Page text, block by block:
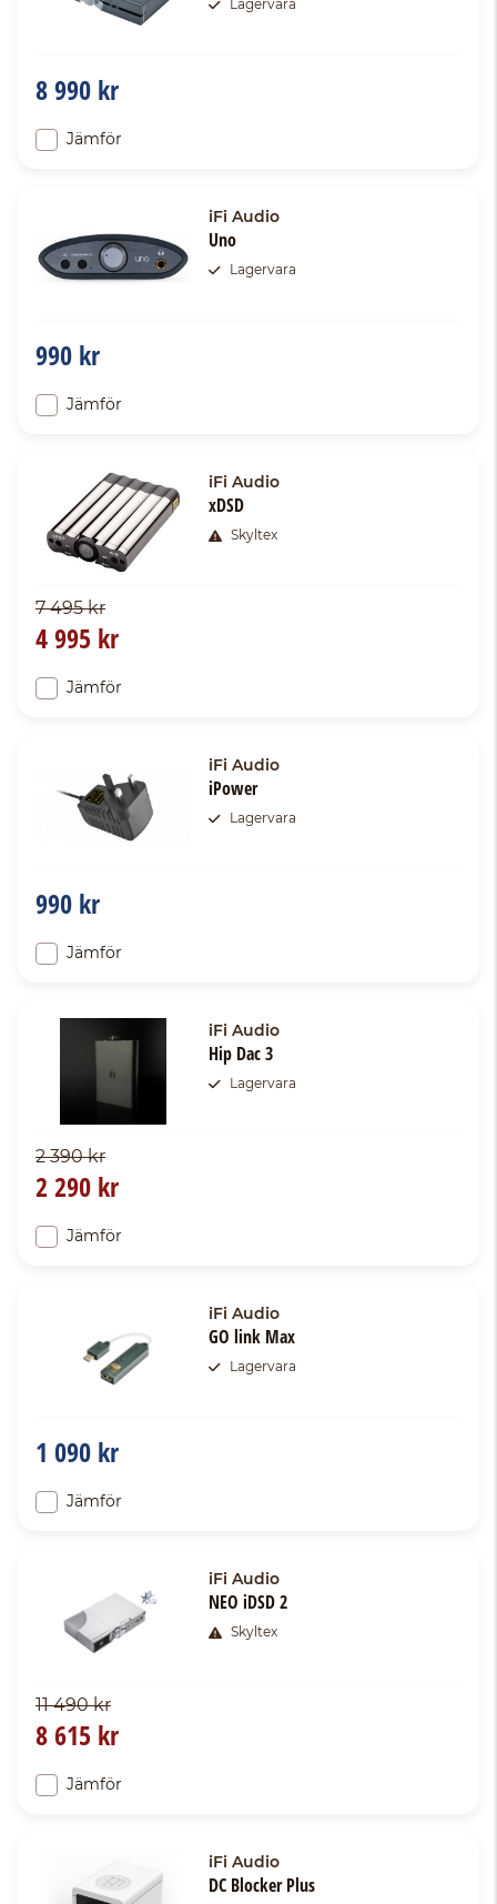
Lagervara
8 990 kr
Jämför
iFi Audio
Uno
Lagervara
990 kr
Jämför
iFi Audio
xDSD
Skyltex
7 495 kr
4 995 kr
Jämför
iFi Audio
iPower
Lagervara
990 kr
Jämför
iFi Audio
Hip Dac 3
Lagervara
2 390 kr
2 290 kr
Jämför
iFi Audio
GO link Max
Lagervara
1 090 kr
Jämför
iFi Audio
NEO iDSD 2
Skyltex
11 490 kr
8 615 kr
Jämför
iFi Audio
DC Blocker Plus